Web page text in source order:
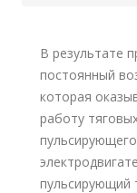
В результате
постоянный
которая
работу
пульсирующий